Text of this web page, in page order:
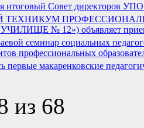
итоговый Совет директоров
ТЕХНИКУМ
№ 12») объявляет прием
семинар социальных
профессиональных
макаренковские
из 68